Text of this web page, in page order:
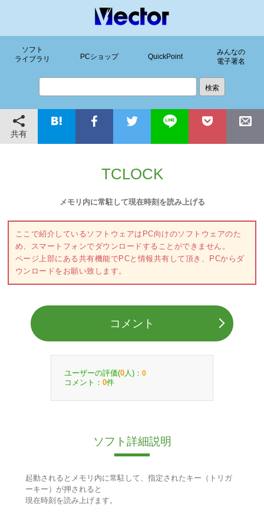
ソフト
ライブラリ
PCショップ QuickPoint
みんなの
電子署名
共有
TCLOCK
メモリ内に常駐して現在時刻を読み上げる
ここで紹介しているソフトウェアはPC向けのソフトウェアのた
め、スマートフォンでダウンロードすることができません。
ページ上部にある共有機能でPCと情報共有して頂き、PCからダ
ウンロードをお願い致します。
コメント
ユーザーの評価(0 人)： 0
コメント： 0件
ソフト詳細説明
起動されるとメモリ内に常駐して、指定されたキー（トリガ
ーキー）が押されると
現在時刻を読み上げます。